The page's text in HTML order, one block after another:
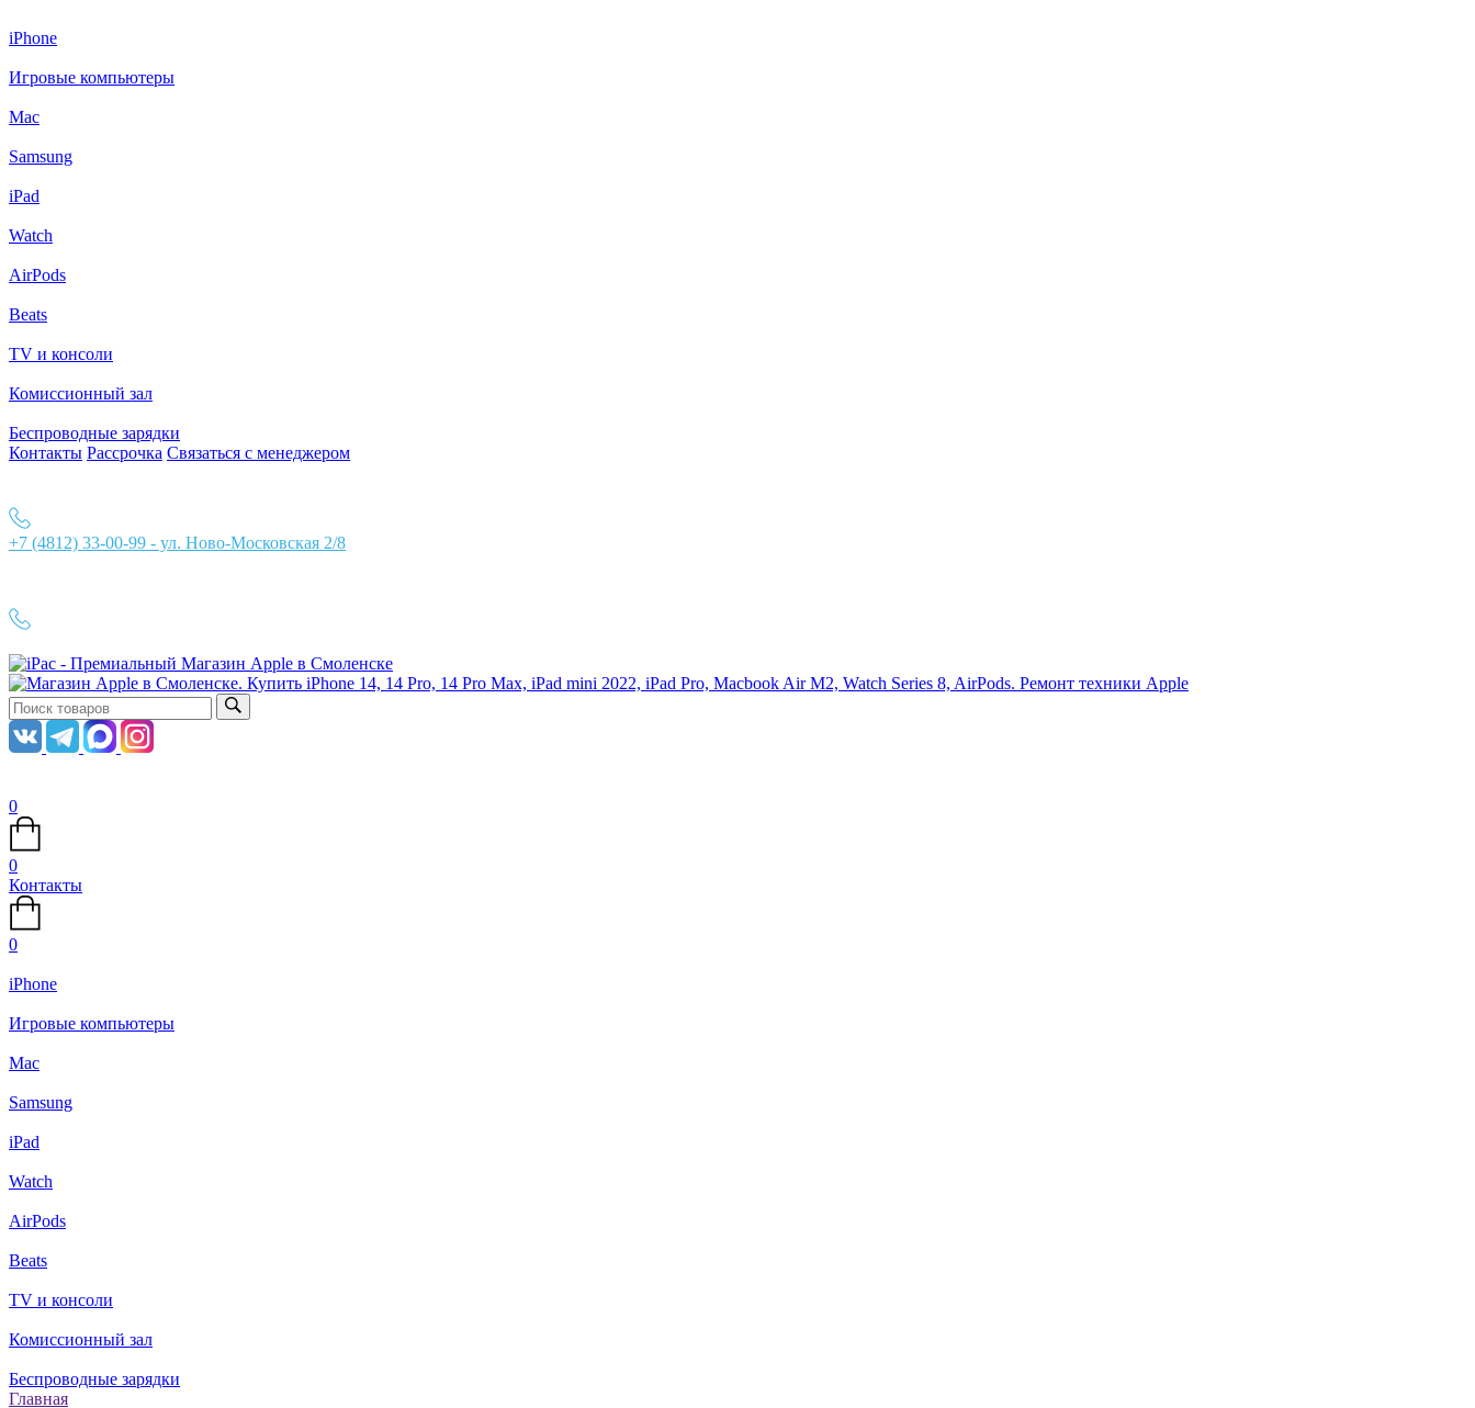
iPhone
Игровые компьютеры
Mac
Samsung
iPad
Watch
AirPods
Beats
TV и консоли
Комиссионный зал
Беспроводные зарядки
Контакты Рассрочка Связаться с менеджером
+7 (4812) 33-00-99 - ул. Ново-Московская 2/8
0
0
Контакты
0
iPhone
Игровые компьютеры
Mac
Samsung
iPad
Watch
AirPods
Beats
TV и консоли
Комиссионный зал
Беспроводные зарядки
Главная